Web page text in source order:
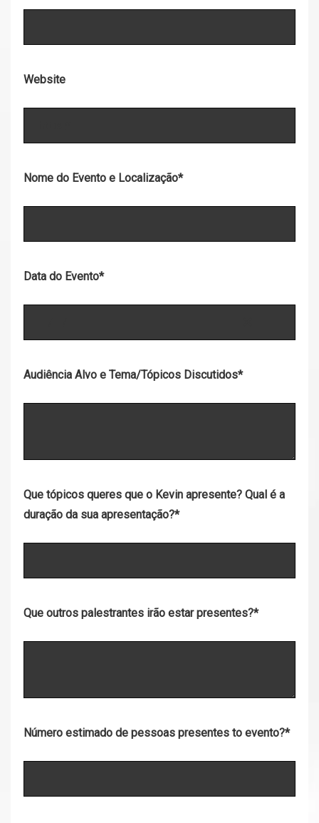
Website
Nome do Evento e Localização*
Data do Evento*
Audiência Alvo e Tema/Tópicos Discutidos*
Que tópicos queres que o Kevin apresente? Qual é a
duração da sua apresentação?*
Que outros palestrantes irão estar presentes?*
Número estimado de pessoas presentes to evento?*